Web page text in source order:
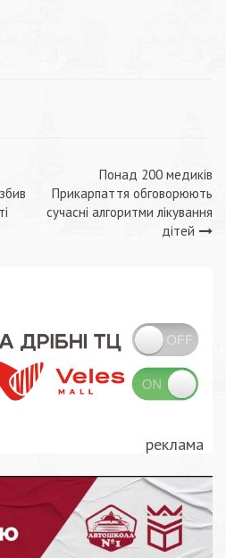
Понад 200 медиків
Прикарпаття обговорюють
сучасні алгоритми лікування
дітей